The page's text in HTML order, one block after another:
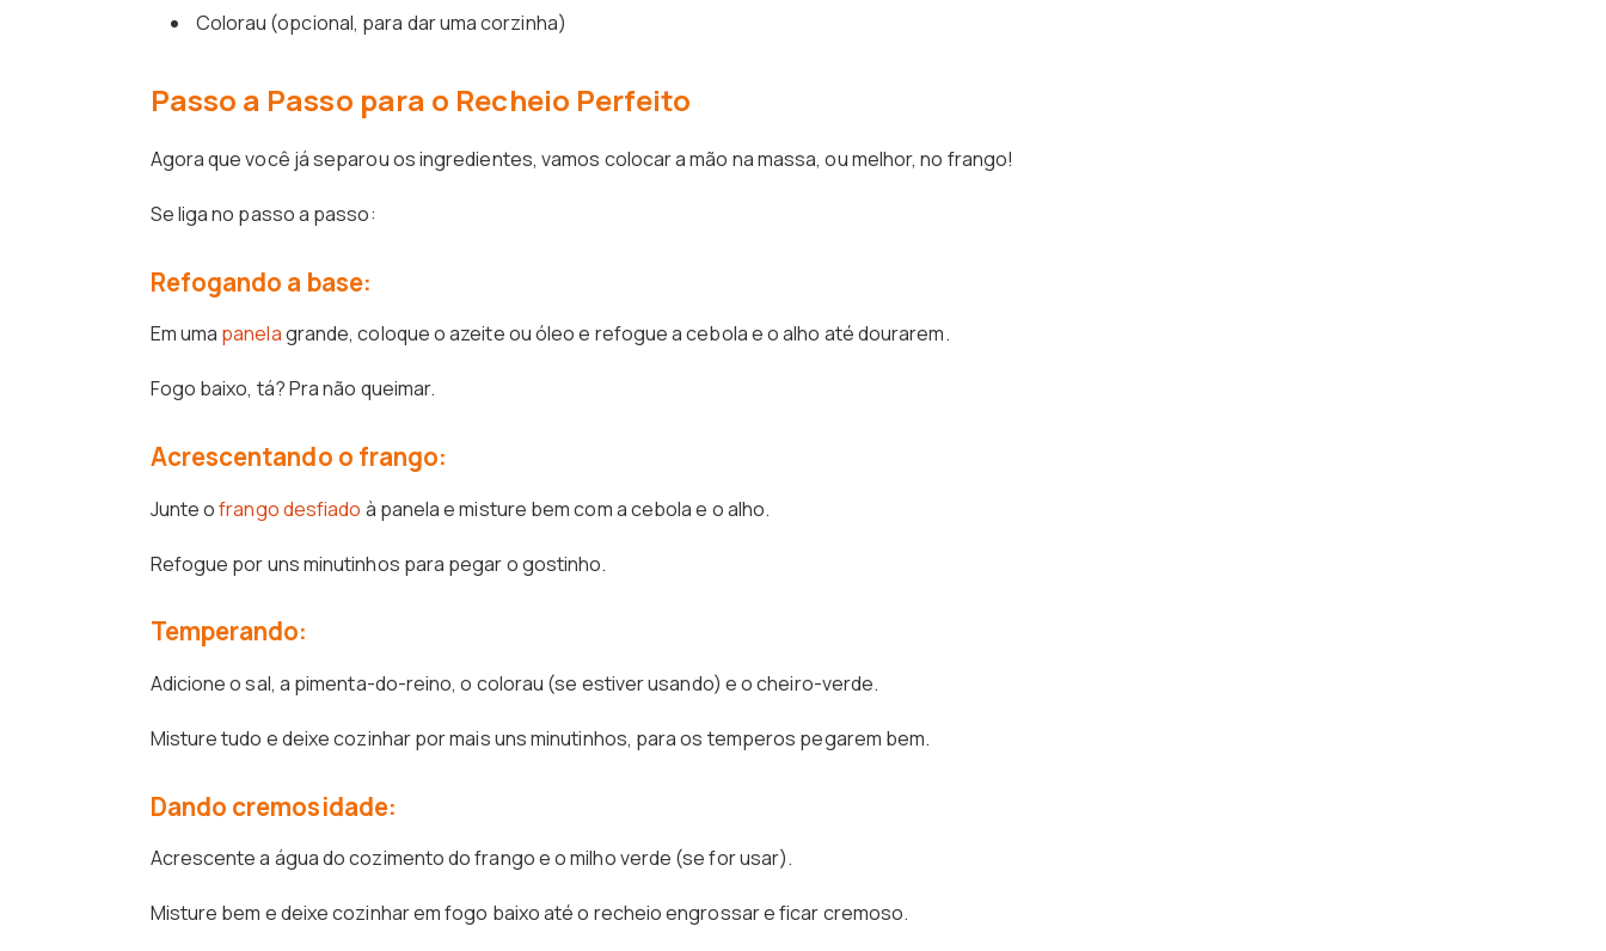
Colorau (opcional, para dar uma corzinha)
Passo a Passo para o Recheio Perfeito
Agora que você já separou os ingredientes, vamos colocar a mão na massa, ou melhor, no frango!
Se liga no passo a passo:
Refogando a base:
Em uma panelagrande, coloque o azeite ou óleo e refogue a cebola e o alho até dourarem.
Fogo baixo, tá? Pra não queimar.
Acrescentando o frango:
Junte ofrango desfiado à panela e misture bem com a cebola e o alho.
Refogue por uns minutinhos para pegar o gostinho.
Temperando:
Adicione o sal, a pimenta-do-reino, o colorau (se estiver usando) e o cheiro-verde.
Misture tudo e deixe cozinhar por mais uns minutinhos, para os temperos pegarem bem.
Dando cremosidade:
Acrescente a água do cozimento do frango e o milho verde (se for usar).
Misture bem e deixe cozinhar em fogo baixo até o recheio engrossar e ficar cremoso.